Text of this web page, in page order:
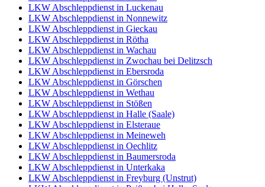
LKW Abschleppdienst in Luckenau
LKW Abschleppdienst in Nonnewitz
LKW Abschleppdienst in Gieckau
LKW Abschleppdienst in Rötha
LKW Abschleppdienst in Wachau
LKW Abschleppdienst in Zwochau bei Delitzsch
LKW Abschleppdienst in Ebersroda
LKW Abschleppdienst in Görschen
LKW Abschleppdienst in Wethau
LKW Abschleppdienst in Stößen
LKW Abschleppdienst in Halle (Saale)
LKW Abschleppdienst in Elsteraue
LKW Abschleppdienst in Meineweh
LKW Abschleppdienst in Oechlitz
LKW Abschleppdienst in Baumersroda
LKW Abschleppdienst in Unterkaka
LKW Abschleppdienst in Freyburg (Unstrut)